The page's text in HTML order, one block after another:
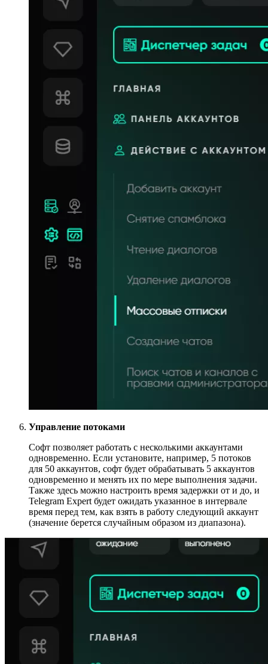
Управление потоками
Софт позволяет работать с несколькими аккаунтами
одновременно. Если установите, например, 5 потоков
для 50 аккаунтов, софт будет обрабатывать 5 аккаунтов
одновременно и менять их по мере выполнения задачи.
Также здесь можно настроить время задержки от и до, и
Telegram Expert будет ожидать указанное в интервале
время перед тем, как взять в работу следующий аккаунт
(значение берется случайным образом из диапазона).